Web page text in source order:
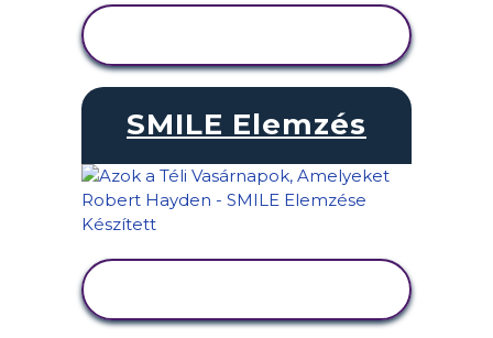
SMILE Elemzés